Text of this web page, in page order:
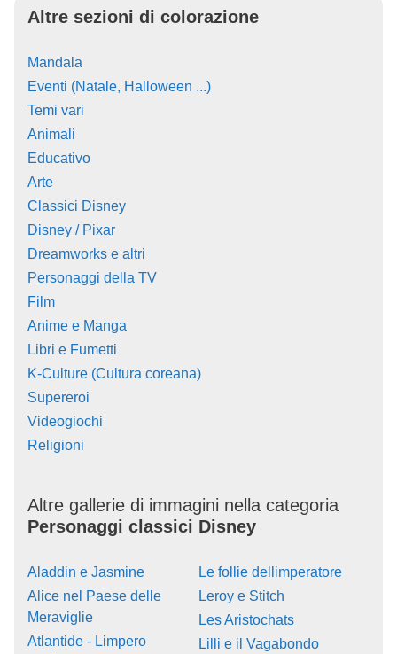
Altre sezioni di colorazione
Mandala
Eventi (Natale, Halloween ...)
Temi vari
Animali
Educativo
Arte
Classici Disney
Disney / Pixar
Dreamworks e altri
Personaggi della TV
Film
Anime e Manga
Libri e Fumetti
K-Culture (Cultura coreana)
Supereroi
Videogiochi
Religioni
Altre gallerie di immagini nella categoria
Personaggi classici Disney
Aladdin e Jasmine
Alice nel Paese delle
Meraviglie
Atlantide - Limpero
Le follie dellimperatore
Leroy e Stitch
Les Aristochats
Lilli e il Vagabondo